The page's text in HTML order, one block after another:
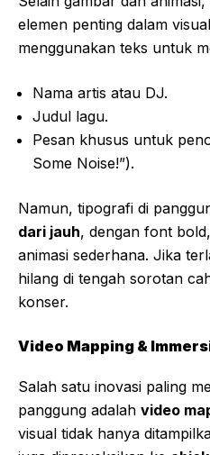
elemen penting dalam
menggunakan teks untuk
Nama artis atau DJ.
Judul lagu.
Pesan khusus untuk
Some Noise!”).
Namun, tipografi di
dari jauh, dengan font
animasi sederhana. Jika
hilang di tengah sorotan
konser.
Video Mapping &
Salah satu inovasi paling
panggung adalah video
visual tidak hanya